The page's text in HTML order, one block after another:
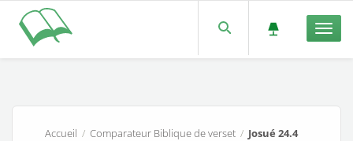
Accueil / Comparateur Biblique de verset/ Josué 24.4